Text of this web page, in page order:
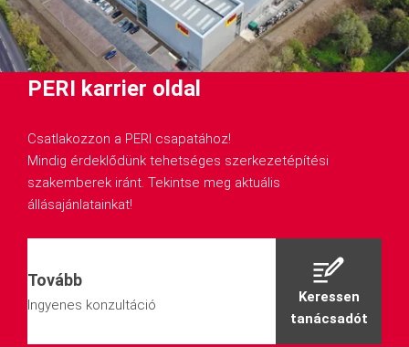
PERI karrier oldal
Csatlakozzon a PERI csapatához!
Mindig érdeklődünk tehetséges szerkezetépítési
szakemberek iránt. Tekintse meg aktuális
állásajánlatainkat!
Tovább
Ingyenes konzultáció
Keressen
tanácsadót